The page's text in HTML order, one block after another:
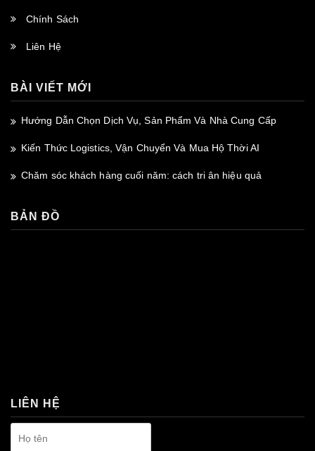
Chính Sách
Liên Hệ
BÀI VIẾT MỚI
Hướng Dẫn Chọn Dịch Vụ, Sản Phẩm Và Nhà Cung Cấp
Kiến Thức Logistics, Vận Chuyển Và Mua Hộ Thời AI
Chăm sóc khách hàng cuối năm: cách tri ân hiệu quả
BẢN ĐỒ
LIÊN HỆ